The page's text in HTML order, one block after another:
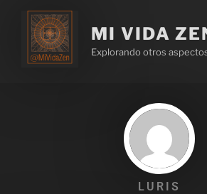
MI VIDA
Explorando otros
LURIS